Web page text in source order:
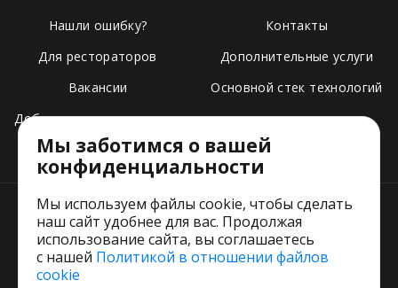
Нашли ошибку?
Для рестораторов
Вакансии
Добавить свое заведение
Тарифы
Контакты
Дополнительные услуги
Основной стек технологий
Пользовательское соглашение
Мы заботимся о вашей
конфиденциальности
Мы используем файлы cookie, чтобы сделать
наш сайт удобнее для вас. Продолжая
использование сайта, вы соглашаетесь
с нашей Политикой в отношении файлов
cookie